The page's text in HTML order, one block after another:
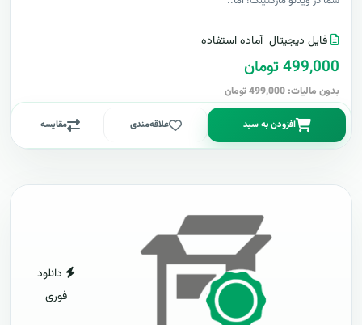
فایل دیجیتال آماده استفاده
499,000 تومان
بدون مالیات: 499,000 تومان
افزودن به سبد علاقه‌مندی مقایسه
دانلود
فوری